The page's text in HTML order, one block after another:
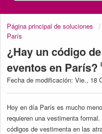
Página principal de soluciones
París
¿Hay un código
eventos en París?
Fecha de modificación: Vie., 18
Hoy en día París es mucho
requieren una vestimenta
códigos de vestimenta en las